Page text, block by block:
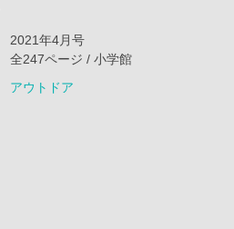
2021年4月号
全247ページ / 小学館
アウトドア